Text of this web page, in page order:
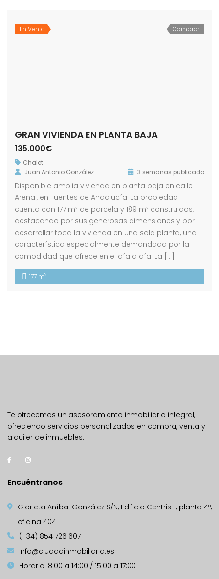
En Venta Comprar
GRAN VIVIENDA EN PLANTA BAJA
135.000€
Chalet
Juan Antonio González
3 semanas publicado
Disponible amplia vivienda en planta baja en calle
Arenal, en Fuentes de Andalucía. La propiedad
cuenta con 177 m² de parcela y 189 m² construidos,
destacando por sus generosas dimensiones y por
desarrollar toda la vivienda en una sola planta, una
característica especialmente demandada por la
comodidad que ofrece en el día a día. La […]
177 m2
Te ofrecemos un asesoramiento inmobiliario integral,
ofreciendo servicios personalizados en compra, venta y
alquiler de inmuebles.
Encuéntranos
Glorieta Aníbal González S/N, Edificio Centris II, planta 4º,
oficina 404.
(+34) 854 726 607
info@ciudadinmobiliaria.es
Horario: 8:00 a 14:00 / 15:00 a 17:00